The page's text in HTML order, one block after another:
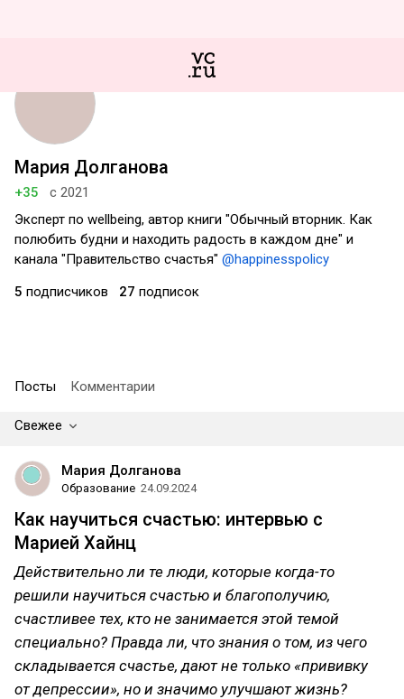
Мария Долганова
+35
с 2021
Эксперт по wellbeing, автор книги "Обычный вторник. Как
полюбить будни и находить радость в каждом дне" и
канала "Правительство счастья" @happinesspolicy
5 подписчиков 27 подписок
Посты Комментарии
Свежее
Мария Долганова
Образование 24.09.2024
Как научиться счастью: интервью с
Марией Хайнц
Действительно ли те люди, которые когда-то
решили научиться счастью и благополучию,
счастливее тех, кто не занимается этой темой
специально? Правда ли, что знания о том, из чего
складывается счастье, дают не только «прививку
от депрессии», но и значимо улучшают жизнь?